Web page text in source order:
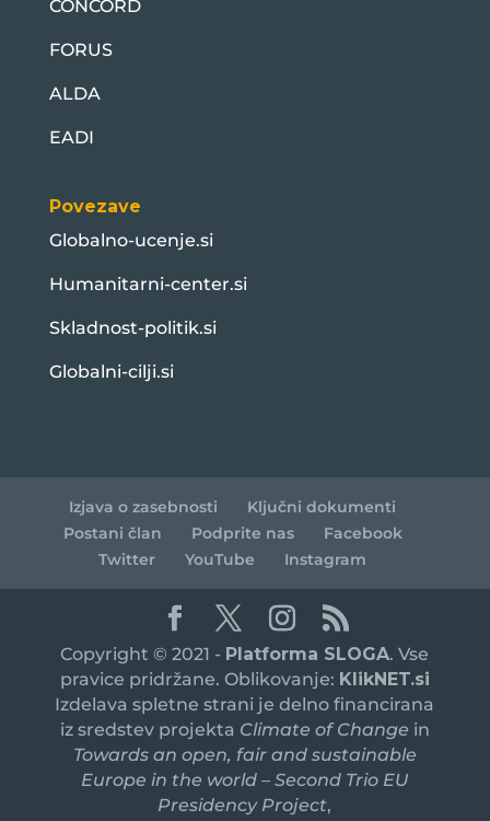
CONCORD
FORUS
ALDA
EADI
Povezave
Globalno-ucenje.si
Humanitarni-center.si
Skladnost-politik.si
Globalni-cilji.si
Izjava o zasebnosti
Ključni dokumenti
Postani član
Podprite nas
Facebook
Twitter
YouTube Instagram
Copyright © 2021 - Platforma SLOGA. Vse
pravice pridržane. Oblikovanje: KlikNET.si
Izdelava spletne strani je delno financirana
iz sredstev projekta Climate of Change in
Towards an open, fair and sustainable
Europe in the world – Second Trio EU
Presidency Project,